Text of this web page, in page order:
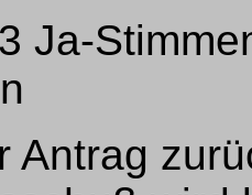
Ja-
Antrag